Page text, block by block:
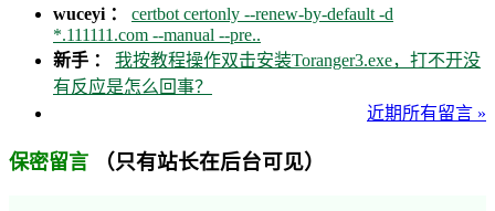
wuceyi ： certbot certonly --renew-by-default -d
*.111111.com --manual --pre..
新手 ： 我按教程操作双击安装Toranger3.exe，打不开没
有反应是怎么回事？
近期所有留言 »
保密留言 （只有站长在后台可见）